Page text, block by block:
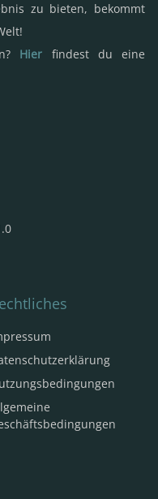
zu bieten, bekommt
Hier findest du eine